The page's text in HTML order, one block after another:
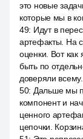
это новые
которые мы в
49: Идут в
артефакты. На
оценки. Вот как
быть по
доверяли всему.
50: Дальше мы
компонент и
ценного
цепочки.